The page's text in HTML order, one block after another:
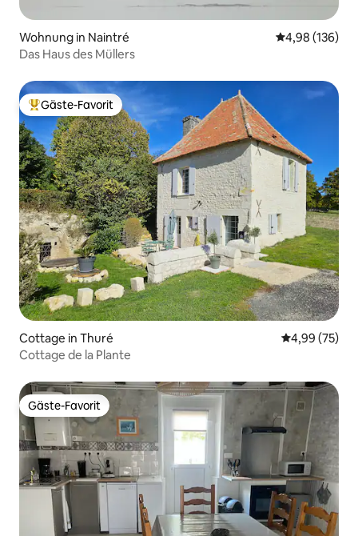
Wohnung in Naintré
4,98 (136)
Das Haus des Müllers
Beliebter Gäste-Favorit.
Gäste-Favorit
Cottage in Thuré
4,99 (75)
Cottage de la Plante
Gäste-Favorit
Gäste-Favorit